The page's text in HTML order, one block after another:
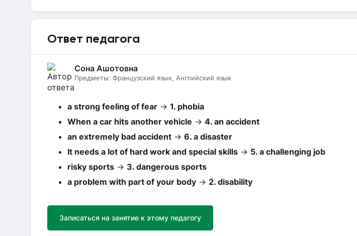
Ответ педагога
Сона Ашотовна
Предметы: Французский язык, Английский язык
a strong feeling of fear → 1. phobia
When a car hits another vehicle → 4. an accident
an extremely bad accident → 6. a disaster
It needs a lot of hard work and special skills → 5. a challenging job
risky sports → 3. dangerous sports
a problem with part of your body → 2. disability
Записаться на занятие к этому педагогу